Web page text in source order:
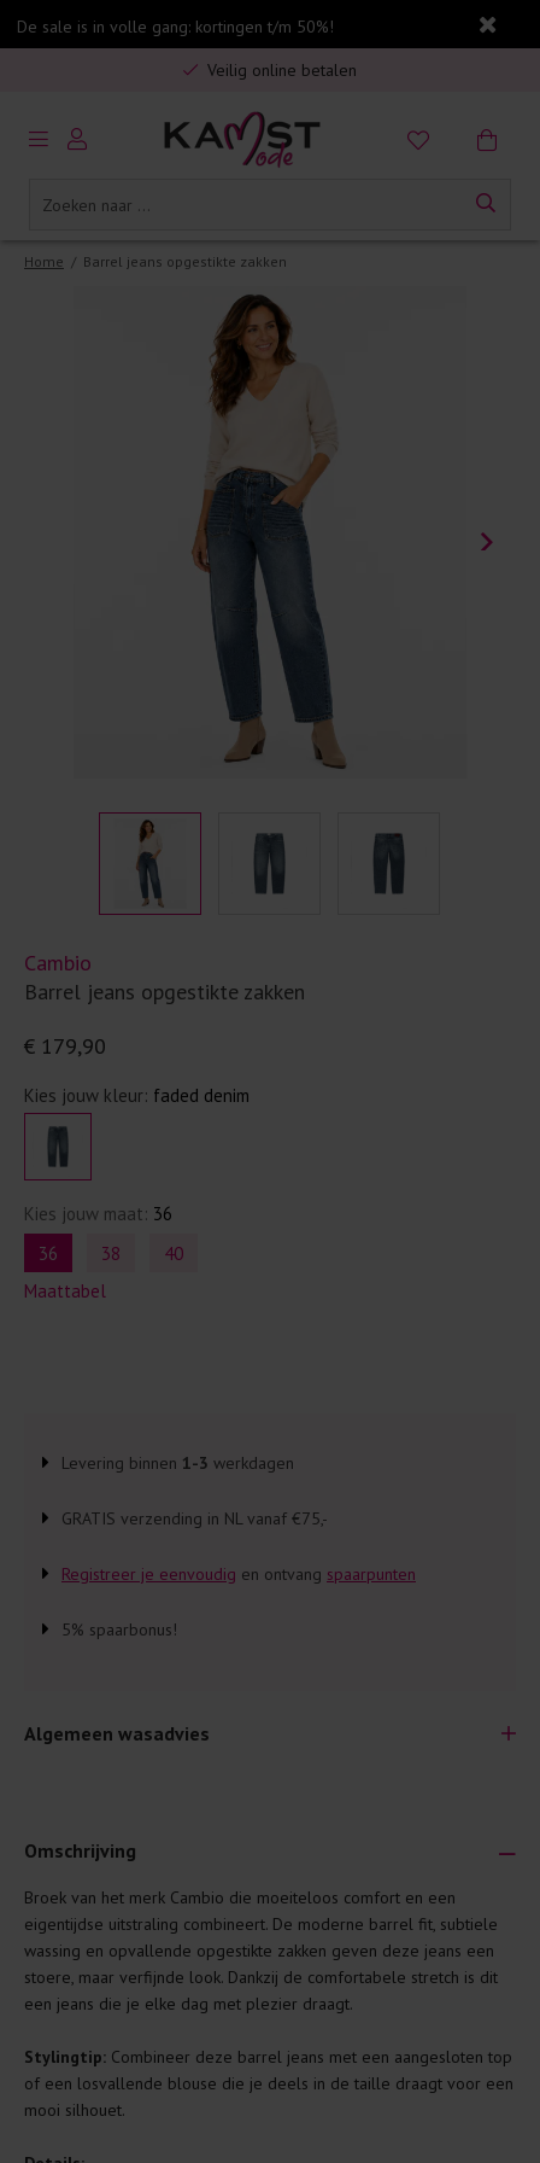
De sale is in volle gang: kortingen t/m 50%!
Gratis verzending in Nederland vanaf €75,-
Veilig online betalen
5% spaarbonus op jouw aankoop
Gratis verzending in Nederland vanaf €75,-
Home / Barrel jeans opgestikte zakken
Cambio
Barrel jeans opgestikte zakken
€ 179,90
Kies jouw kleur: faded denim
Kies jouw maat: 36
36
38
40
Maattabel
Levering binnen 1-3 werkdagen
GRATIS verzending in NL vanaf €75,-
Registreer je eenvoudig en ontvang spaarpunten
5% spaarbonus!
Algemeen wasadvies
Je wilt natuurlijk lang plezier hebben van je nieuwe kleding.
Daarom geven wij een aantal algemene was-tips:
Lees altijd eerst even het was-etiket.
Was kleding binnenste buiten. Dat beschermt de
buitenkant.
Wees zuinig met wasmiddel. Per kledingstuk is een drupje
genoeg.
Was zo koud mogelijk. Op 20 of 30 graden wassen is vaak
Omschrijving
Broek van het merk Cambio die moeiteloos comfort en een
eigentijdse uitstraling combineert. De moderne barrel fit, subtiele
wassing en opvallende opgestikte zakken geven deze jeans een
stoere, maar verfijnde look. Dankzij de comfortabele stretch is dit
een jeans die je elke dag met plezier draagt.
Stylingtip: Combineer deze barrel jeans met een aangesloten top
of een losvallende blouse die je deels in de taille draagt voor een
mooi silhouet.